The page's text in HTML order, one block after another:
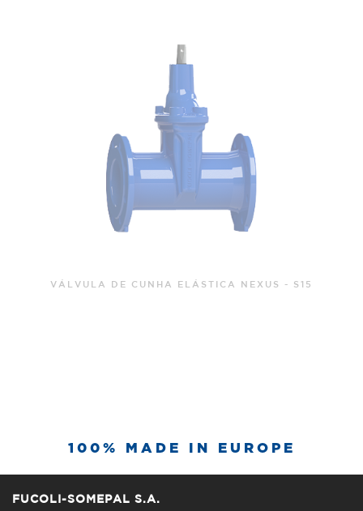
VÁLVULA DE CUNHA ELÁSTICA NEXUS DE BOCAS
100% MADE IN EUROPE
FUCOLI-SOMEPAL S.A.